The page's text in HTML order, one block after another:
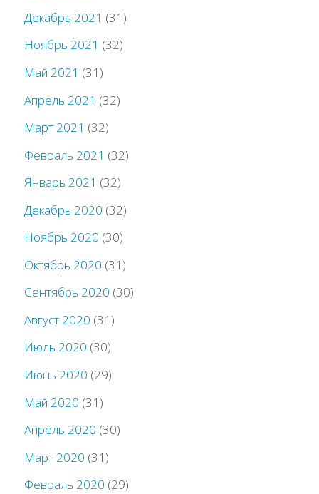
Декабрь 2021 (31)
Ноябрь 2021 (32)
Май 2021 (31)
Апрель 2021 (32)
Март 2021 (32)
Февраль 2021 (32)
Январь 2021 (32)
Декабрь 2020 (32)
Ноябрь 2020 (30)
Октябрь 2020 (31)
Сентябрь 2020 (30)
Август 2020 (31)
Июль 2020 (30)
Июнь 2020 (29)
Май 2020 (31)
Апрель 2020 (30)
Март 2020 (31)
Февраль 2020 (29)